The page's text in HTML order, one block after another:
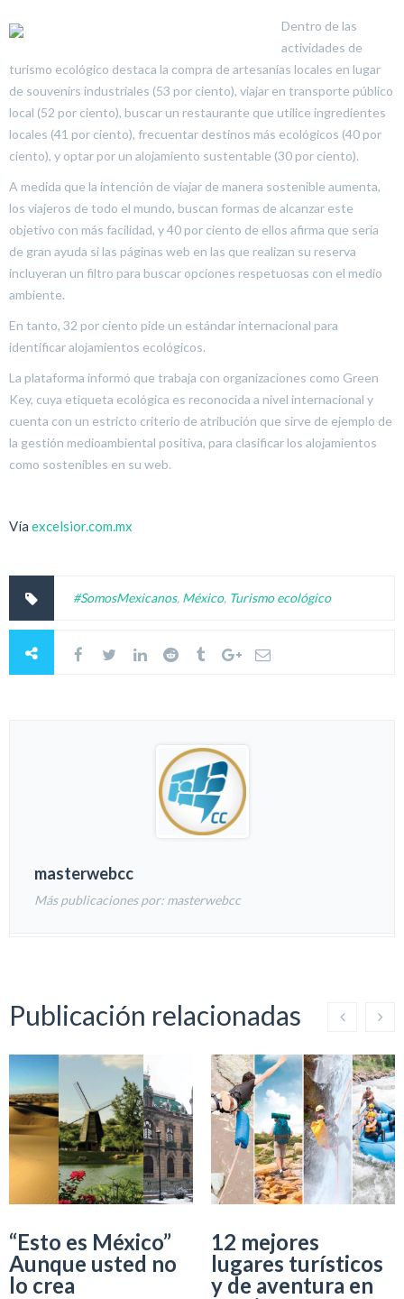
Dentro de las
actividades de
turismo ecológico destaca la compra de artesanías locales en lugar
de souvenirs industriales (53 por ciento), viajar en transporte público
local (52 por ciento), buscar un restaurante que utilice ingredientes
locales (41 por ciento), frecuentar destinos más ecológicos (40 por
ciento), y optar por un alojamiento sustentable (30 por ciento).
A medida que la intención de viajar de manera sostenible aumenta,
los viajeros de todo el mundo, buscan formas de alcanzar este
objetivo con más facilidad, y 40 por ciento de ellos afirma que sería
de gran ayuda si las páginas web en las que realizan su reserva
incluyeran un filtro para buscar opciones respetuosas con el medio
ambiente.
En tanto, 32 por ciento pide un estándar internacional para
identificar alojamientos ecológicos.
La plataforma informó que trabaja con organizaciones como Green
Key, cuya etiqueta ecológica es reconocida a nivel internacional y
cuenta con un estricto criterio de atribución que sirve de ejemplo de
la gestión medioambiental positiva, para clasificar los alojamientos
como sostenibles en su web.
Vía excelsior.com.mx
#SomosMexicanos, México, Turismo ecológico
masterwebcc
Más publicaciones por: masterwebcc
Publicación relacionadas
“Esto es México”
Aunque usted no
lo crea
12 mejores
lugares turísticos
y de aventura en